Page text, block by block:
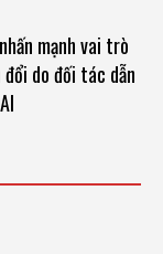
mạnh vai trò
do đối tác dẫn